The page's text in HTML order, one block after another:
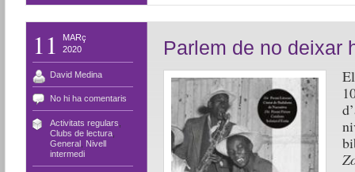
11
MARç
2020
David Medina
No hi ha comentaris
Activitats regulars
Clubs de lectura,
General, Nivell
intermedi
Parlem de no deixar